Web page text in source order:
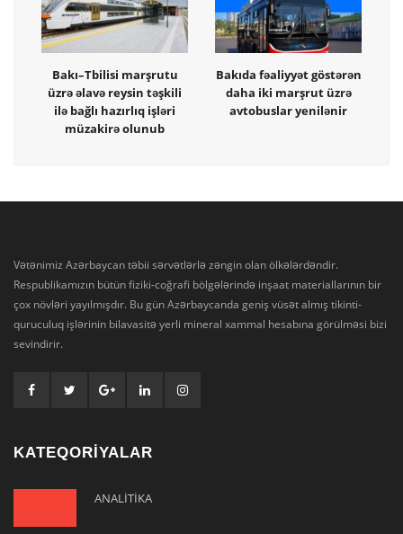
Bakı–Tbilisi marşrutu
üzrə əlavə reysin təşkili
ilə bağlı hazırlıq işləri
müzakirə olunub
Bakıda fəaliyyət göstərən
daha iki marşrut üzrə
avtobuslar yenilənir
Vətənimiz Azərbaycan təbii sərvətlərlə zəngin olan ölkələrdəndir.
Respublikamızın bütün fiziki-coğrafi bölgələrində inşaat materiallarının bir
çox növləri yayılmışdır. Bu gün Azərbaycanda geniş vüsət almış tikinti-
quruculuq işlərinin bilavasitə yerli mineral xammal hesabına görülməsi bizi
sevindirir.
KATEQORİYALAR
ANALİTİKA